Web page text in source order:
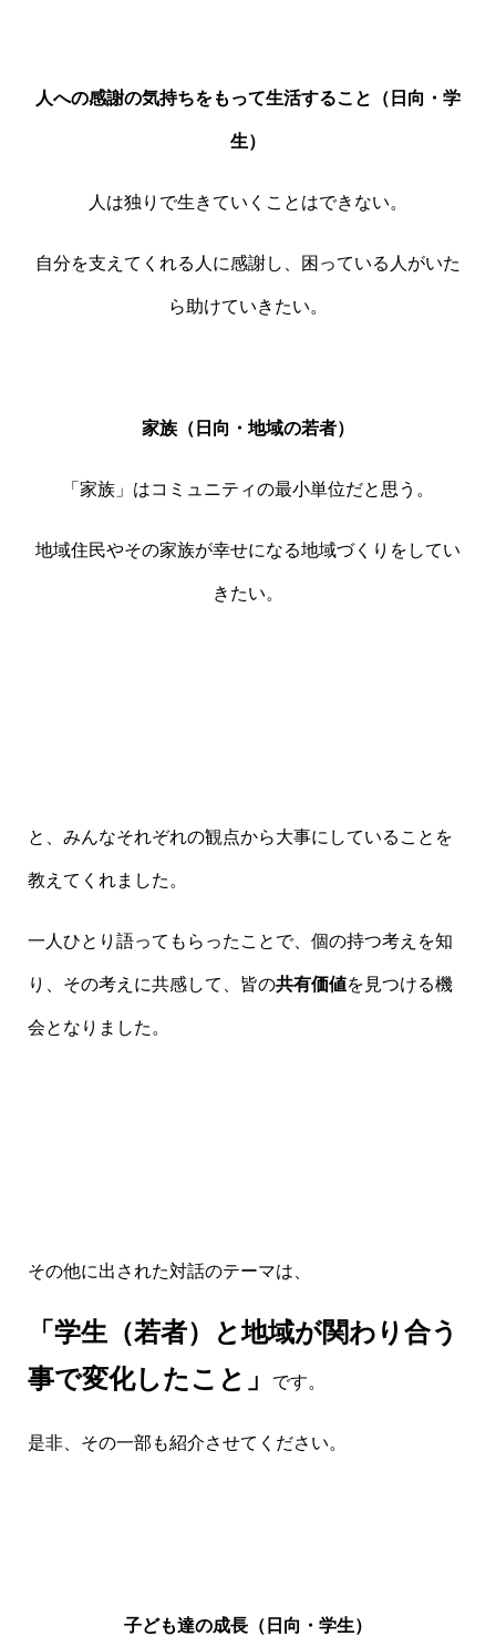
人への感謝の気持ちをもって生活すること（日向・学
生）
人は独りで生きていくことはできない。
自分を支えてくれる人に感謝し、困っている人がいた
ら助けていきたい。
家族（日向・地域の若者）
「家族」はコミュニティの最小単位だと思う。
地域住民やその家族が幸せになる地域づくりをしてい
きたい。
と、みんなそれぞれの観点から大事にしていることを
教えてくれました。
一人ひとり語ってもらったことで、個の持つ考えを知
り、その考えに共感して、皆の共有価値を見つける機
会となりました。
その他に出された対話のテーマは、
「学生（若者）と地域が関わり合う
事で変化したこと」
です。
是非、その一部も紹介させてください。
子ども達の成長（日向・学生）